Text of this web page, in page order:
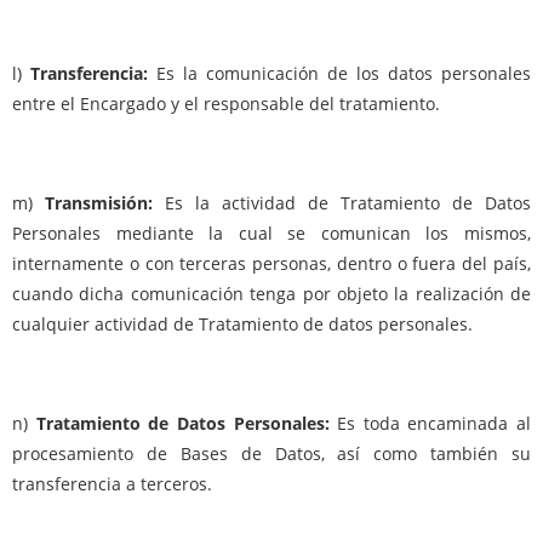
l) Transferencia: Es la comunicación de los datos personales
entre el Encargado y el responsable del tratamiento.
m) Transmisión: Es la actividad de Tratamiento de Datos
Personales mediante la cual se comunican los mismos,
internamente o con terceras personas, dentro o fuera del país,
cuando dicha comunicación tenga por objeto la realización de
cualquier actividad de Tratamiento de datos personales.
n) Tratamiento de Datos Personales: Es toda encaminada al
procesamiento de Bases de Datos, así como también su
transferencia a terceros.